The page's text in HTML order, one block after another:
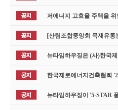
저에너지 고효율 주택을
[산림조합중앙회 목재유
뉴타임하우징은 (사)한국
한국제로에너지건축협회
뉴타임하우징이 '5-STAR